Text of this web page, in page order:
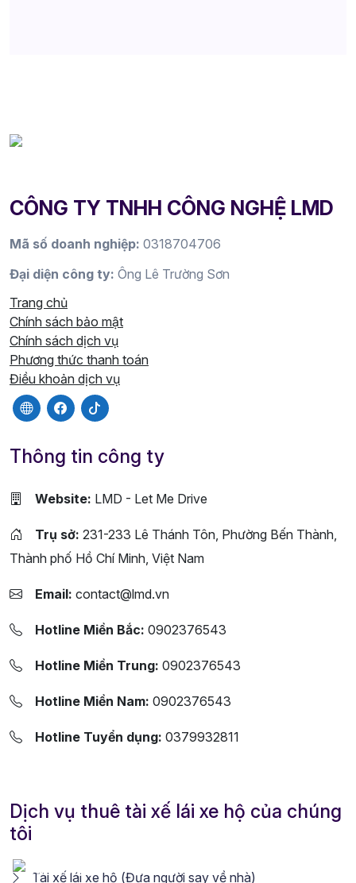
CÔNG TY TNHH CÔNG NGHỆ LMD
Mã số doanh nghiệp: 0318704706
Đại diện công ty: Ông Lê Trường Sơn
Trang chủ
Chính sách bảo mật
Chính sách dịch vụ
Phương thức thanh toán
Điều khoản dịch vụ
Thông tin công ty
Website: LMD - Let Me Drive
Trụ sở: 231-233 Lê Thánh Tôn, Phường Bến Thành,
Thành phố Hồ Chí Minh, Việt Nam
Email: contact@lmd.vn
Hotline Miền Bắc: 0902376543
Hotline Miền Trung: 0902376543
Hotline Miền Nam: 0902376543
Hotline Tuyển dụng: 0379932811
Dịch vụ thuê tài xế lái xe hộ của chúng
tôi
Tài xế lái xe hộ (Đưa người say về nhà)